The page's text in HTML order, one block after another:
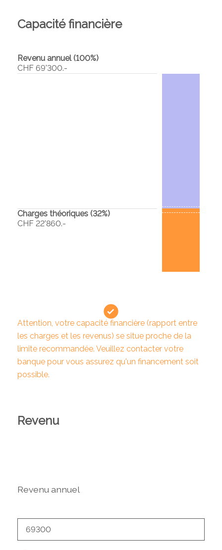
Capacité financière
Revenu annuel (100%)
CHF 69'300.-
Charges théoriques (32%)
CHF 22'860.-
Attention, votre capacité financière (rapport entre
les charges et les revenus) se situe proche de la
limite recommandée. Veuillez contacter votre
banque pour vous assurez qu'un financement soit
possible.
Revenu
Revenu annuel